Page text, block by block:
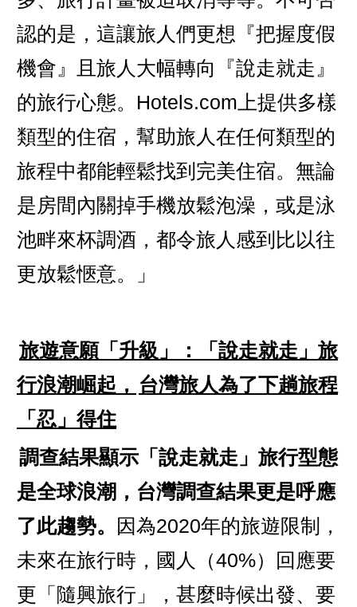
認的是，這讓旅人們更想『把握度假
機會』且旅人大幅轉向『說走就走』
的旅行心態。Hotels.com上提供多樣
類型的住宿，幫助旅人在任何類型的
旅程中都能輕鬆找到完美住宿。無論
是房間內關掉手機放鬆泡澡，或是泳
池畔來杯調酒，都令旅人感到比以往
更放鬆愜意。」
旅遊意願「升級」：「說走就走」旅
行浪潮崛起， 台灣旅人為了下趟旅程
「忍」得住
調查結果顯示「說走就走」旅行型態
是全球浪潮，台灣調查結果更是呼應
了此趨勢。
因為2020年的旅遊限制，
未來在旅行時，國人（40%）回應要
更「隨興旅行」，甚麼時候出發、要